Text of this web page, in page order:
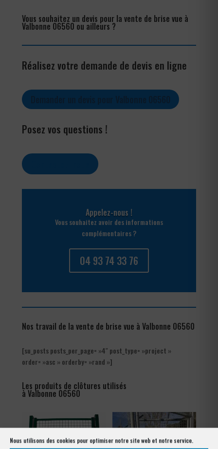
Nous utilisons des cookies pour optimiser notre site web et notre service.
Vous souhaitez un devis pour la vente de brise vue à
Valbonne 06560 ou ailleurs ?
Réalisez votre demande de devis en ligne
Posez vos questions !
Appelez-nous !
Vous souhaitez avoir des informations
complémentaires ?
04 93 74 33 76
Nos travail de la vente de brise vue à Valbonne 06560
[su_posts posts_per_page= »4″ post_type= »project »
order= »asc » orderby= »rand »]
Les produits de clôtures utilisés
à Valbonne 06560